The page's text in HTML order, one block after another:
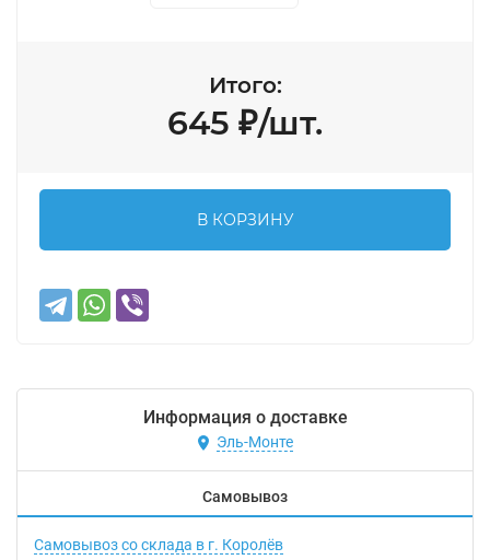
Итого:
645 ₽/шт.
В КОРЗИНУ
Информация о доставке
Эль-Монте
Самовывоз
Самовывоз со склада в г. Королёв